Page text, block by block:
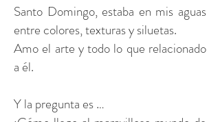
Santo Domingo, estaba en mis aguas
entre colores, texturas y siluetas.
Amo el arte y todo lo que relacionado
a él.
Y la pregunta es …